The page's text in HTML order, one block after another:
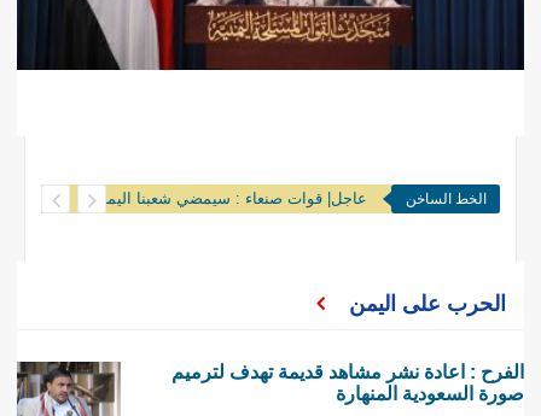
الخط الساخن عاجل| قوات صنعاء : سيمضي شعبنا اليمني وقواته المسلحة وفقا للمعادلة المعلنة “الحصار بالحصار والتصعيد بالتصعيد
الحرب على اليمن
الفرح : اعادة نشر مشاهد قديمة تهدف لترميم
صورة السعودية المنهارة